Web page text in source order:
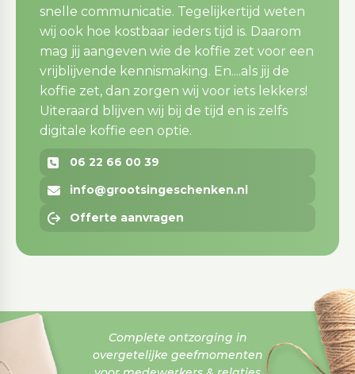
snelle communicatie. Tegelijkertijd weten
wij ook hoe kostbaar ieders tijd is. Daarom
mag jij aangeven wie de koffie zet voor een
vrijblijvende kennismaking. En....als jij de
koffie zet, dan zorgen wij voor iets lekkers!
Uiteraard blijven wij bij de tijd en is zelfs
digitale koffie een optie.
06 22 66 00 39
info@grootsingeschenken.nl
Offerte aanvragen
Complete ontzorging in
overgetelijke geefmomenten